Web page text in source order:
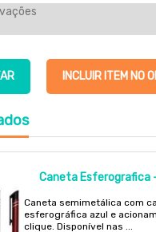
INCLUIR ITEM NO
Caneta Esferografica
Caneta semimetálica com
esferográfica azul e
clique. Disponível nas ...